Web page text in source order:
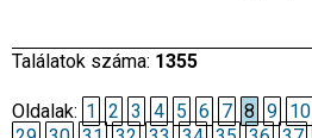
Találatok száma: 1355
Oldalak: 1 2 3 4 5 6 7 8 9 10